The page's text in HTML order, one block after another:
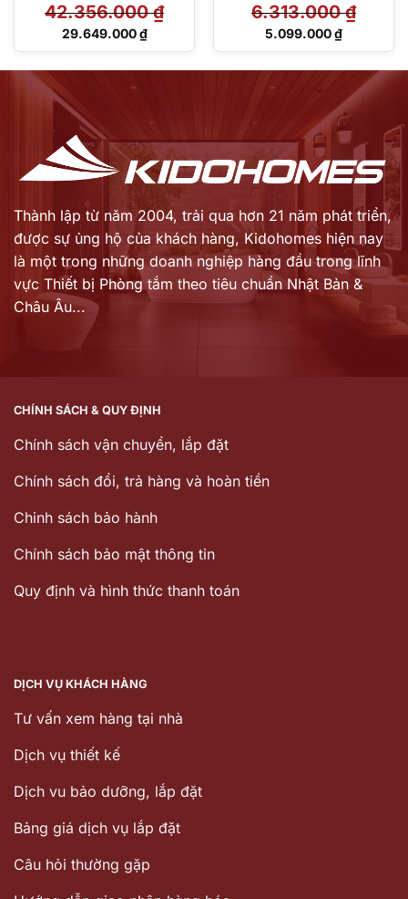
– TCF47360GAA
42.356.000₫
Giá
29.649.000₫
Giá
6.313.000₫
Giá
6.313.000 ₫.
5.099.000₫
Giá
5.099.000 ₫.
Thành lập từ năm 2004, trải qua hơn 21 năm phát triển,
được sự ủng hộ của khách hàng, Kidohomes hiện nay
là một trong những doanh nghiệp hàng đầu trong lĩnh
vực Thiết bị Phòng tắm theo tiêu chuẩn Nhật Bản &
Châu Âu...
CHÍNH SÁCH & QUY ĐỊNH
Chính sách vận chuyển, lắp đặt
Chính sách đổi, trả hàng và hoàn tiền
Chinh sách bảo hành
Chính sách bảo mật thông tin
Quy định và hình thức thanh toán
DỊCH VỤ KHÁCH HÀNG
Tư vấn xem hàng tại nhà
Dịch vụ thiết kế
Dịch vu bảo dưỡng, lắp đặt
Bảng giá dịch vụ lắp đặt
Câu hỏi thường gặp